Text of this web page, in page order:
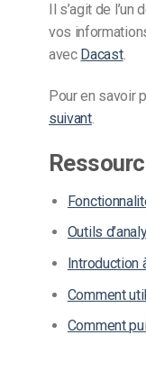
Il s’agit de
vos
avec Dacast.
Pour en savoir
suivant.
Outils
Introduction
Comment
Comment